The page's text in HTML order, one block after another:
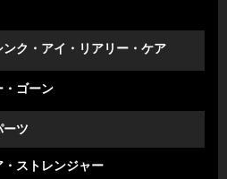
ンク・アイ・リアリー・ケア
・ゴーン
ーツ
・ストレンジャー